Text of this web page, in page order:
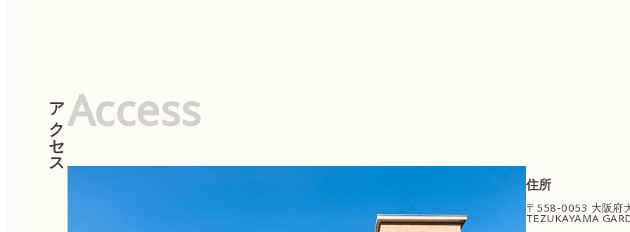
Access
アクセス
住所
〒558-0053 大阪府
TEZUKAYAMA